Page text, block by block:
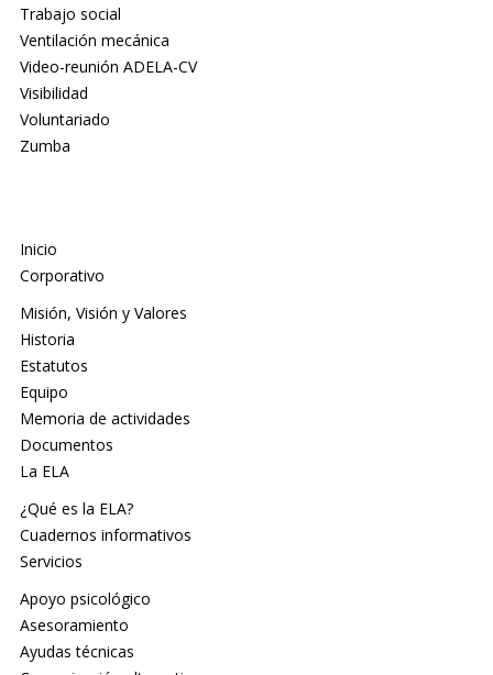
Trabajo social
Ventilación mecánica
Video-reunión ADELA-CV
Visibilidad
Voluntariado
Zumba
Inicio
Corporativo
Misión, Visión y Valores
Historia
Estatutos
Equipo
Memoria de actividades
Documentos
La ELA
¿Qué es la ELA?
Cuadernos informativos
Servicios
Apoyo psicológico
Asesoramiento
Ayudas técnicas